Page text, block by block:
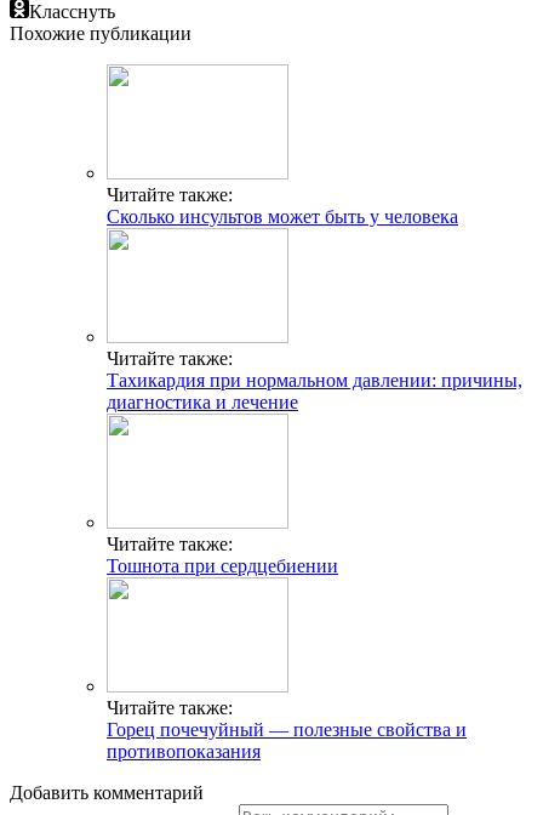
Класснуть
Похожие публикации
Читайте также:
Сколько инсультов может быть у человека
Читайте также:
Тахикардия при нормальном давлении: причины,
диагностика и лечение
Читайте также:
Тошнота при сердцебиении
Читайте также:
Горец почечуйный — полезные свойства и
противопоказания
Добавить комментарий